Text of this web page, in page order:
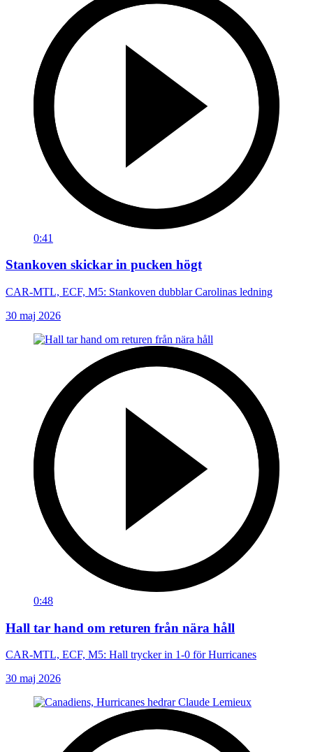
0:41
Stankoven skickar in pucken högt
CAR-MTL, ECF, M5: Stankoven dubblar Carolinas ledning
30 maj 2026
0:48
Hall tar hand om returen från nära håll
CAR-MTL, ECF, M5: Hall trycker in 1-0 för Hurricanes
30 maj 2026